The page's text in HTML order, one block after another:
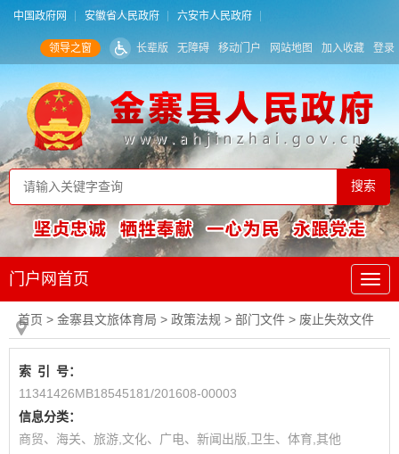
中国政府网 安徽省人民政府 六安市人民政府
领导之窗 长辈版 无障碍 移动门户 网站地图 加入收藏 登录
门户网首页
首页 > 金寨县文旅体育局 > 政策法规 > 部门文件 > 废止失效文件
索 引
号：
11341426MB18545181/201608-00003
信息分类：
商贸、海关、旅游,文化、广电、新闻出版,卫生、体育,其他